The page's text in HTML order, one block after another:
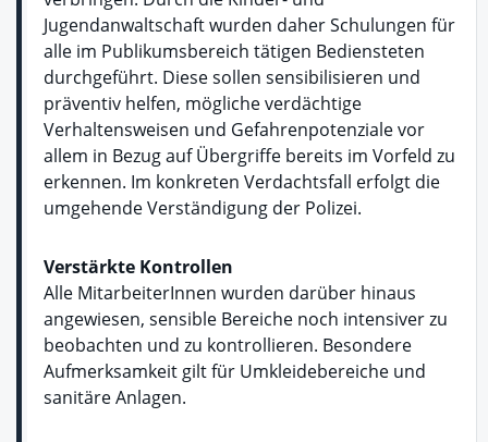
Jugendanwaltschaft wurden daher Schulungen für
alle im Publikumsbereich tätigen Bediensteten
durchgeführt. Diese sollen sensibilisieren und
präventiv helfen, mögliche verdächtige
Verhaltensweisen und Gefahrenpotenziale vor
allem in Bezug auf Übergriffe bereits im Vorfeld zu
erkennen. Im konkreten Verdachtsfall erfolgt die
umgehende Verständigung der Polizei.
Verstärkte Kontrollen
Alle MitarbeiterInnen wurden darüber hinaus
angewiesen, sensible Bereiche noch intensiver zu
beobachten und zu kontrollieren. Besondere
Aufmerksamkeit gilt für Umkleidebereiche und
sanitäre Anlagen.